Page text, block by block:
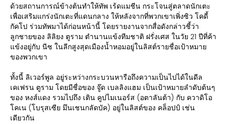
ด้วยสถานการณ์ข้างต้นทำให้ทัพ เร้ดแมชีน กระโจนสู่ตลาดนักเตะ
เพื่อเสริมแกร่งนักเตะที่แดนกลาง ให้หลังจากที่พวกเขาเพิ่งซิว โคดี้
กัคโป ร่วมทัพมาได้ก่อนหน้านี้ โดยรายงานจากสื่อดังกล่าวชี้ว่า
ลูกชายของ ลิลิยง ตูราม ตำนานแข้งทีมชาติ ฝรั่งเศส ในวัย 21 ปีที่ค้า
แข้งอยู่กับ นีซ ในลีกสูงสุดเมืองน้ำหอมอยู่ในลิสต์รายชื่อเป้าหมาย
ของพวกเขา
ทั้งนี้ ลิเวอร์พูล อยู่ระหว่างกระบวนหารือถึงความเป็นไปได้ในดีล
เคเฟรน ตูราม โดยมีชื่อของ จู๊ด เบลลิงแฮม เป็นเป้าหมายลำดับต้นๆ
ของ หงส์แดง รวมไปถึง เติน คูปไมเนอร์ส (อตาลันต้า) กับ ควาดิโอ
โคเน (โบรุสเซีย มึนเชนกลัดบัค) อยู่ในลิสต์ของ คล็อปป์ เช่น
เดียวกัน